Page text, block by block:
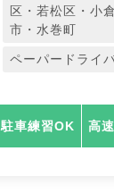
区・若松区・小
市・水巻町
ペーパードライ
駐車練習OK 高